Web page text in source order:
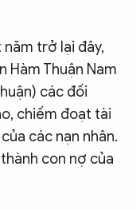
trở lại đây,
Hàm Thuận Nam
các đối
chiếm đoạt tài
các nạn nhân.
con nợ của